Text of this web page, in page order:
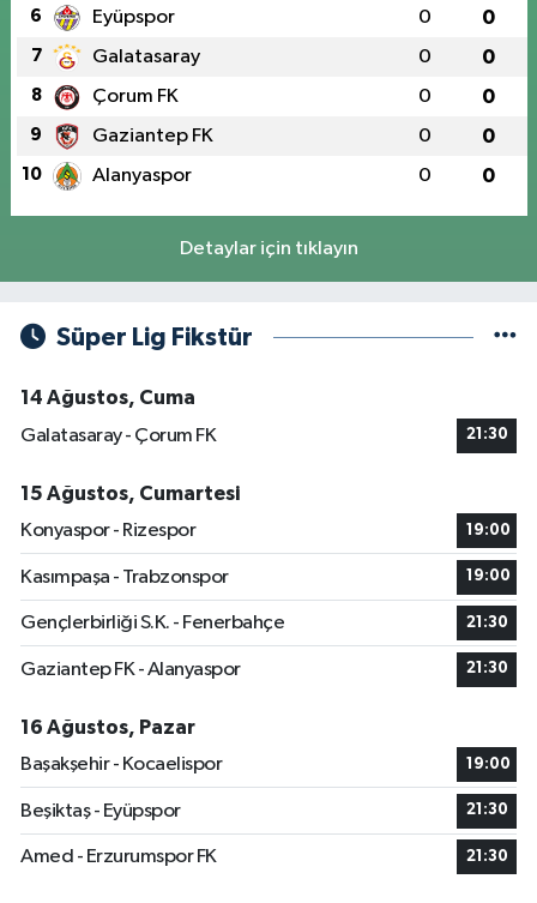
6 Eyüpspor 0 0
7 Galatasaray 0 0
8 Çorum FK 0 0
9 Gaziantep FK 0 0
10 Alanyaspor 0 0
Detaylar için tıklayın
Süper Lig Fikstür
14 Ağustos, Cuma
Galatasaray - Çorum FK
21:30
15 Ağustos, Cumartesi
Konyaspor - Rizespor
19:00
Kasımpaşa - Trabzonspor 19:00
Gençlerbirliği S.K. - Fenerbahçe 21:30
Gaziantep FK - Alanyaspor 21:30
16 Ağustos, Pazar
Başakşehir - Kocaelispor
19:00
Beşiktaş - Eyüpspor 21:30
Amed - Erzurumspor FK 21:30